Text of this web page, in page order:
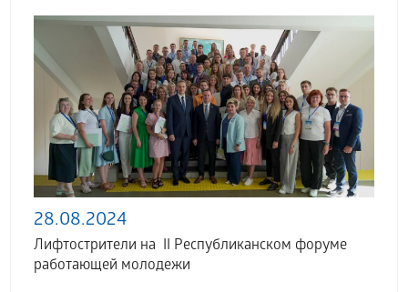
28.08.2024
Лифтострители на II Республиканском форуме
работающей молодежи